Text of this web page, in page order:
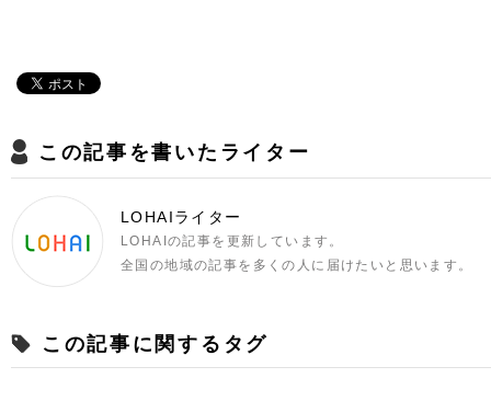
この記事を書いたライター
LOHAIライター
LOHAIの記事を更新しています。
全国の地域の記事を多くの人に届けたいと思います。
この記事に関するタグ